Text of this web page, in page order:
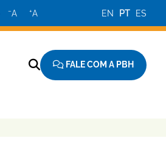
−A +A EN PT ES
FALE COM A PBH